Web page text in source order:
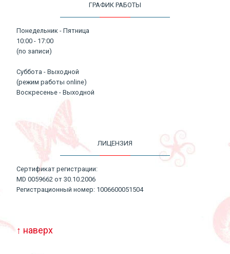
ГРАФИК РАБОТЫ
Понедельник - Пятница
10:00 - 17:00
(по записи)
Суббота - Выходной
(режим работы online)
Воскресенье - Выходной
ЛИЦЕНЗИЯ
Сертификат регистрации:
MD 0059662 от 30.10.2006
Регистрационный номер: 1006600051504
↑ наверх